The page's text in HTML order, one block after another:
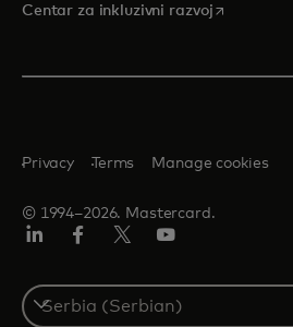
Centar za inkluzivni razvoj opens in a
© 1994–2026. Mastercard.
Privacy Terms Manage cookies
Select
a